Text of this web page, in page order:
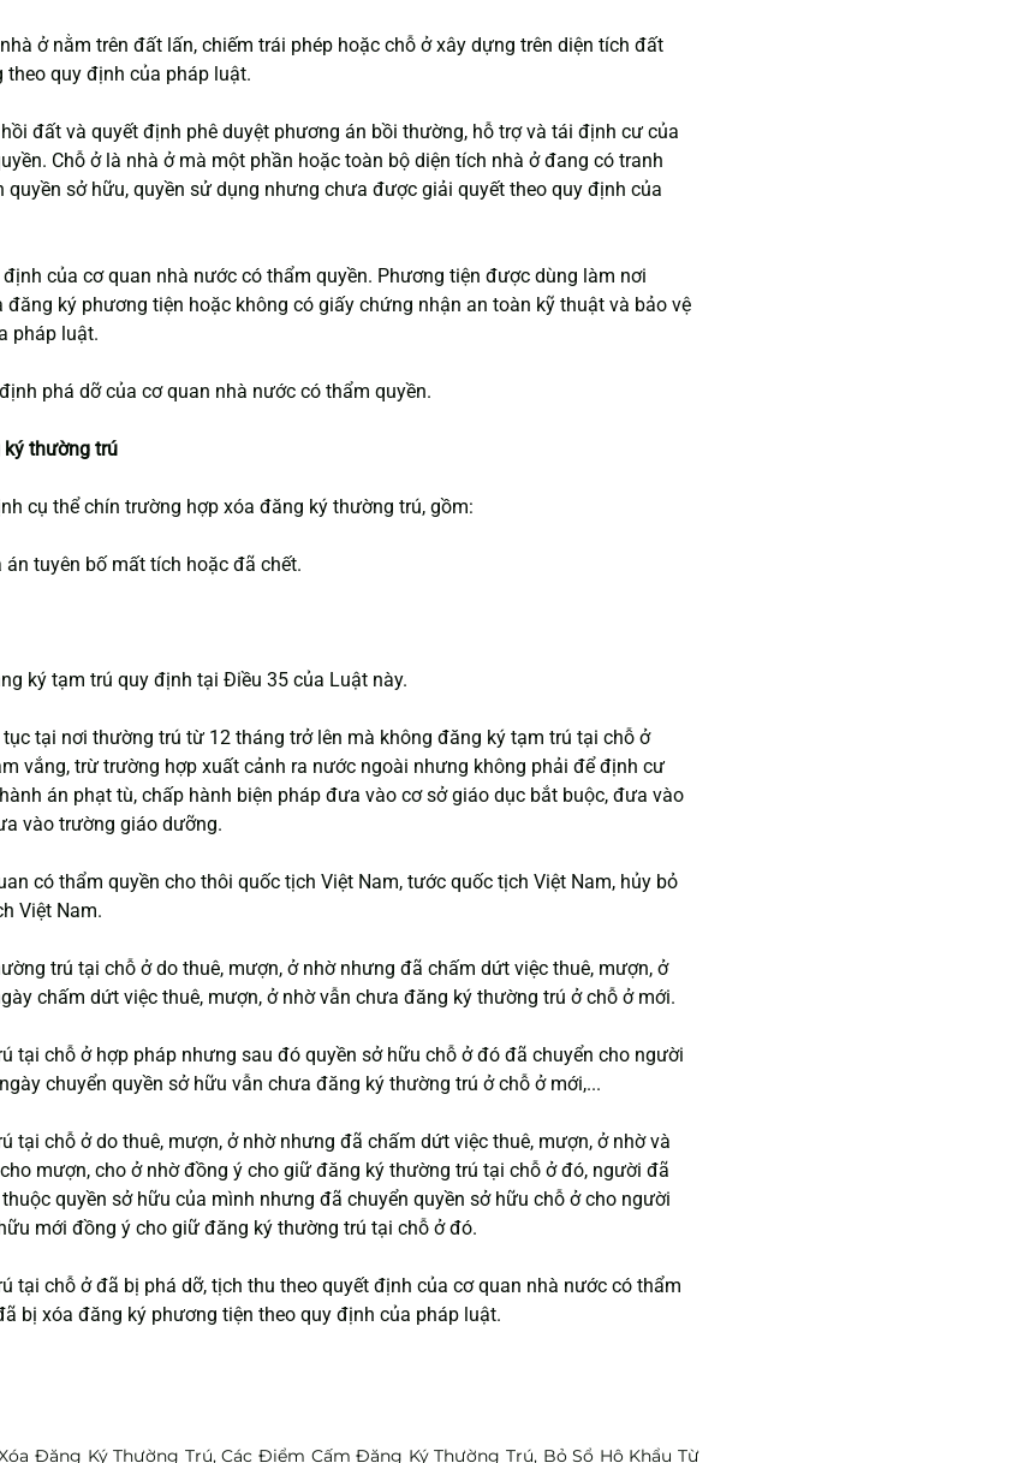
ở nằm trên đất lấn, chiếm trái phép hoặc chỗ ở xây dựng trên diện tích đất
quy định của pháp luật.
đất và quyết định phê duyệt phương án bồi thường, hỗ trợ và tái định cư của
Chỗ ở là nhà ở mà một phần hoặc toàn bộ diện tích nhà ở đang có tranh
quyền sở hữu, quyền sử dụng nhưng chưa được giải quyết theo quy định của
của cơ quan nhà nước có thẩm quyền. Phương tiện được dùng làm nơi
ký phương tiện hoặc không có giấy chứng nhận an toàn kỹ thuật và bảo vệ
pháp luật.
phá dỡ của cơ quan nhà nước có thẩm quyền.
ký thường trú
cụ thể chín trường hợp xóa đăng ký thường trú, gồm:
án tuyên bố mất tích hoặc đã chết.
ký tạm trú quy định tại Điều 35 của Luật này.
tại nơi thường trú từ 12 tháng trở lên mà không đăng ký tạm trú tại chỗ ở
vắng, trừ trường hợp xuất cảnh ra nước ngoài nhưng không phải để định cư
án phạt tù, chấp hành biện pháp đưa vào cơ sở giáo dục bắt buộc, đưa vào
vào trường giáo dưỡng.
có thẩm quyền cho thôi quốc tịch Việt Nam, tước quốc tịch Việt Nam, hủy bỏ
Việt Nam.
trú tại chỗ ở do thuê, mượn, ở nhờ nhưng đã chấm dứt việc thuê, mượn, ở
chấm dứt việc thuê, mượn, ở nhờ vẫn chưa đăng ký thường trú ở chỗ ở mới.
tại chỗ ở hợp pháp nhưng sau đó quyền sở hữu chỗ ở đó đã chuyển cho người
chuyển quyền sở hữu vẫn chưa đăng ký thường trú ở chỗ ở mới,...
tại chỗ ở do thuê, mượn, ở nhờ nhưng đã chấm dứt việc thuê, mượn, ở nhờ và
mượn, cho ở nhờ đồng ý cho giữ đăng ký thường trú tại chỗ ở đó, người đã
quyền sở hữu của mình nhưng đã chuyển quyền sở hữu chỗ ở cho người
mới đồng ý cho giữ đăng ký thường trú tại chỗ ở đó.
tại chỗ ở đã bị phá dỡ, tịch thu theo quyết định của cơ quan nhà nước có thẩm
bị xóa đăng ký phương tiện theo quy định của pháp luật.
Đăng Ký Thường Trú, Các Điểm Cấm Đăng Ký Thường Trú, Bỏ Sổ Hộ Khẩu Từ